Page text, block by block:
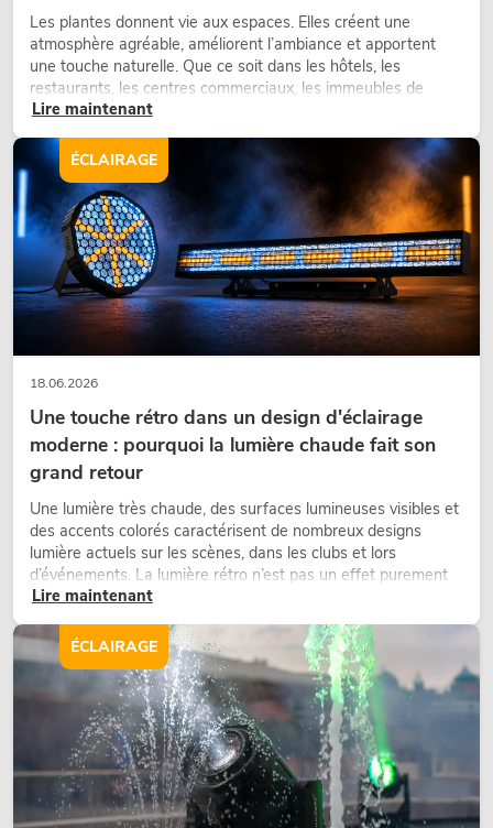
Les plantes donnent vie aux espaces. Elles créent une
atmosphère agréable, améliorent l’ambiance et apportent
une touche naturelle. Que ce soit dans les hôtels, les
restaurants, les centres commerciaux, les immeubles de
bureaux ou sur les stands d’exposition, une végétalisation de
qualité fait depuis longtemps partie intégrante des concepts
d’aménagement modernes.
Lire maintenant
18.06.2026
Une touche rétro dans un design d'éclairage
moderne : pourquoi la lumière chaude fait son
grand retour
Une lumière très chaude, des surfaces lumineuses visibles et
des accents colorés caractérisent de nombreux designs
lumière actuels sur les scènes, dans les clubs et lors
d’événements. La lumière rétro n’est pas un effet purement
nostalgique, mais un outil de conception utilisé de manière
ciblée : elle crée une atmosphère, donne du caractère aux
scènes et peut rendre les configurations LED techniques plus
émotionnelles.
Lire maintenant
ÉCLAIRAGE
ÉCLAIRAGE